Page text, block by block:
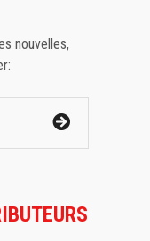
nouvelles,